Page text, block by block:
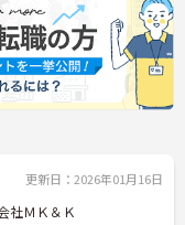
更新日：2026年01月16日
社ＭＫ＆Ｋ